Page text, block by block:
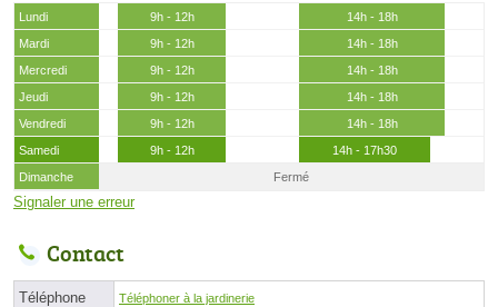
Lundi 9h - 12h
14h - 18h
Mardi
9h - 12h
14h - 18h
Mercredi
9h - 12h
14h - 18h
Jeudi
9h - 12h
14h - 18h
Vendredi
9h - 12h
14h - 18h
Samedi
9h - 12h
14h - 17h30
Dimanche
Fermé
Signaler une erreur
Contact
Téléphone Téléphoner à la jardinerie